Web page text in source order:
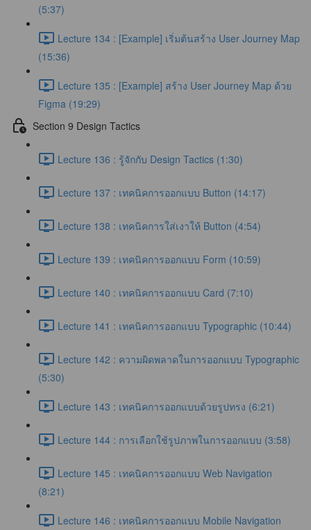
(5:37)
Lecture 134 : [Example] เริ่มต้นสร้าง User Journey Map
(15:36)
Lecture 135 : [Example] สร้าง User Journey Map ด้วย
Figma (19:29)
Section 9 Design Tactics
Lecture 136 : รู้จักกับ Design Tactics (1:30)
Lecture 137 : เทคนิคการออกแบบ Button (14:17)
Lecture 138 : เทคนิคการใส่เงาให้ Button (4:54)
Lecture 139 : เทคนิคการออกแบบ Form (10:59)
Lecture 140 : เทคนิคการออกแบบ Card (7:10)
Lecture 141 : เทคนิคการออกแบบ Typographic (10:44)
Lecture 142 : ความผิดพลาดในการออกแบบ Typographic
(5:30)
Lecture 143 : เทคนิคการออกแบบด้วยรูปทรง (6:21)
Lecture 144 : การเลือกใช้รูปภาพในการออกแบบ (3:58)
Lecture 145 : เทคนิคการออกแบบ Web Navigation
(8:21)
Lecture 146 : เทคนิคการออกแบบ Mobile Navigation